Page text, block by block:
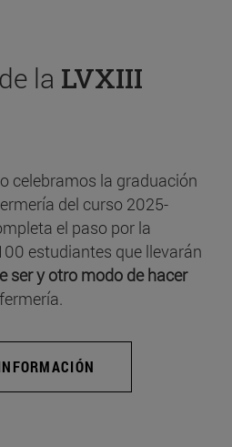
la LVXIII
celebramos la graduación
del curso 2025-
el paso por la
estudiantes que llevarán
ser y otro modo de hacer